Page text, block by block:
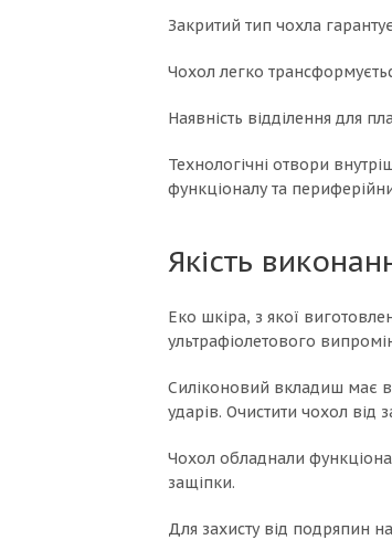
Закритий тип чохла
Чохол легко
Наявність відділення для
Технологічні отвори
функціоналу та
Якість
Еко шкіра, з якої
ультрафіолетового
Силіконовий вкладиш має
ударів. Очистити чохол
Чохол обладнали
защіпки.
Для захисту від подряпин